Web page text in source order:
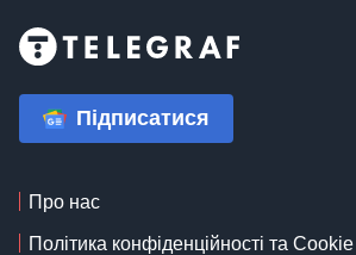
Підписатися
Про нас
Політика конфіденційності та Cookie